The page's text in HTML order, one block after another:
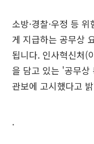
소방·경찰·우정 등
게 지급하는 공무상
됩니다. 인사혁신처(
을 담고 있는 '공무상
관보에 고시했다고
.